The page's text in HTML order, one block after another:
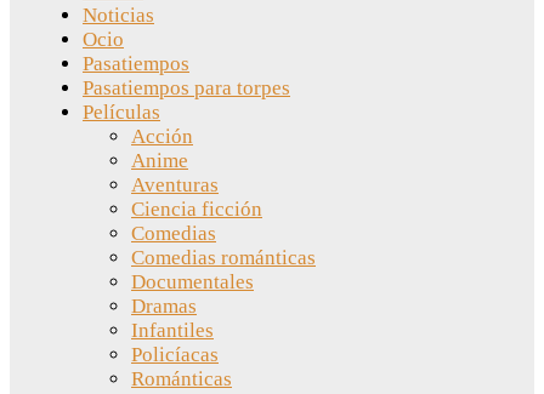
Noticias
Ocio
Pasatiempos
Pasatiempos para torpes
Películas
Acción
Anime
Aventuras
Ciencia ficción
Comedias
Comedias románticas
Documentales
Dramas
Infantiles
Policíacas
Románticas